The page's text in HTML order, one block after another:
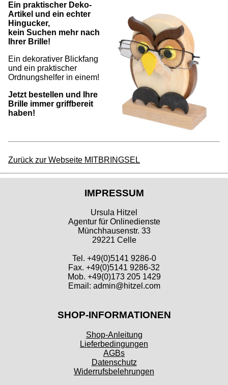
Ein praktischer Deko-
Artikel und ein echter
Hingucker,
kein Suchen mehr nach
Ihrer Brille!
Ein dekorativer Blickfang
und ein praktischer
Ordnungshelfer in einem!
Jetzt bestellen und Ihre
Brille immer griffbereit
haben!
Zurück zur Webseite MITBRINGSEL
IMPRESSUM
Ursula Hitzel
Agentur für Onlinedienste
Münchhausenstr. 33
29221 Celle
Tel. +49(0)5141 9286-0
Fax. +49(0)5141 9286-32
Mob. +49(0)173 205 1429
Email: admin@hitzel.com
SHOP-INFORMATIONEN
Shop-Anleitung
Lieferbedingungen
AGBs
Datenschutz
Widerrufsbelehrungen